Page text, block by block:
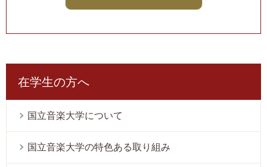
在学生の方へ
国立音楽大学について
国立音楽大学の特色ある取り組み